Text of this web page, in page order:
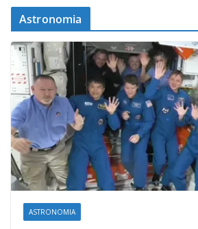
Astronomia
ASTRONOMIA